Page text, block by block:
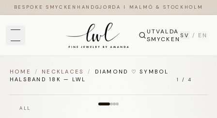
BESPOKE SMYCKEN HANDGJORDA I MALMÖ & STOCKHOLM
UTVALDA
SMYCKEN SV / EN
HOME / NECKLACES /
DIAMOND ♡ SYMBOL
HALSBAND 18K — LWL
ALL
1 / 4